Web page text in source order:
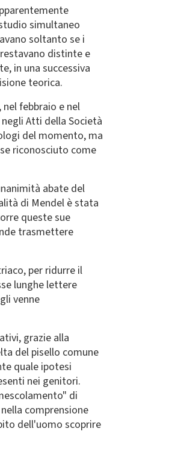
simultaneo
soltanto se i
distinte e
in una successiva
teorica.
febbraio e nel
Atti della Società
del momento, ma
riconosciuto come
abate del
di Mendel è stata
queste sue
trasmettere
per ridurre il
lunghe lettere
venne
grazie alla
del pisello comune
quale ipotesi
nei genitori.
di
comprensione
dell'uomo scoprire